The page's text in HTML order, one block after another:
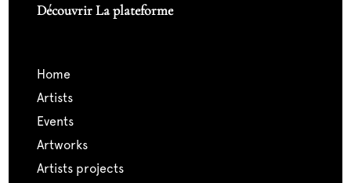
Découvrir La plateforme
home
artists
events
artworks
artists projects